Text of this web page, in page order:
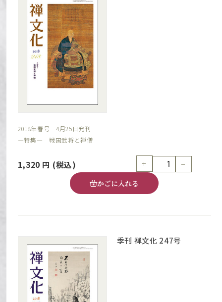
2018年春号 4月25日発刊
―特集― 戦国武将と禅僧
1,320 円 (税込) + −
かごに入れる
季刊 禅文化 247号